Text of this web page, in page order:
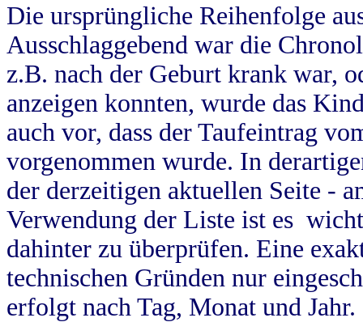
Die ursprüngliche Reihenfolge
Ausschlaggebend war die
z.B. nach der Geburt krank war,
anzeigen konnten, wurde das
auch vor, dass der Taufeintrag
vorgenommen wurde. In
der derzeitigen aktuellen Seite -
Verwendung der Liste ist es
dahinter zu überprüfen. Eine
technischen Gründen nur
erfolgt nach Tag, Monat und Jahr.